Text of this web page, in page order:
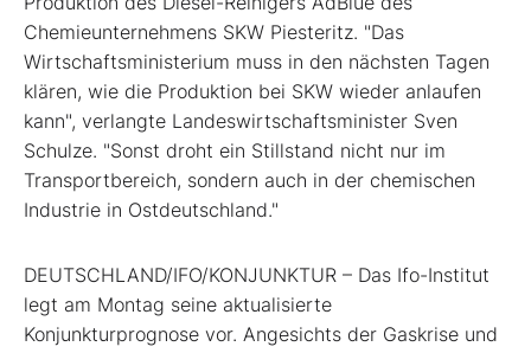
Chemieunternehmens SKW Piesteritz. "Das
Wirtschaftsministerium muss in den nächsten Tagen
klären, wie die Produktion bei SKW wieder anlaufen
kann", verlangte Landeswirtschaftsminister Sven
Schulze. "Sonst droht ein Stillstand nicht nur im
Transportbereich, sondern auch in der chemischen
Industrie in Ostdeutschland."
DEUTSCHLAND/IFO/KONJUNKTUR – Das Ifo-Institut
legt am Montag seine aktualisierte
Konjunkturprognose vor. Angesichts der Gaskrise und